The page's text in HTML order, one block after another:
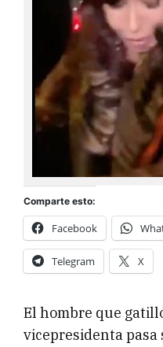
Comparte esto:
Facebook
Telegram X
El hombre que
vicepresidenta pasa